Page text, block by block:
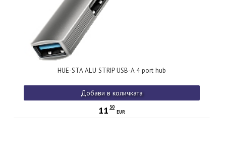
HUE-STA ALU STRIP USB-A 4 port hub
Добави в количката
11 30
EUR